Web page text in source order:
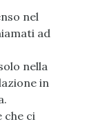
nel
ad
nella
in
che ci